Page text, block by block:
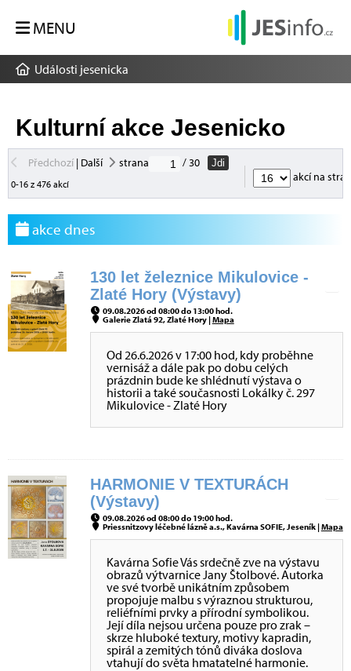
MENU
Události jesenicka
Kulturní akce Jesenicko
Předchozí| Další strana / 30
Jdi
0-16 z 476 akcí
akcí na
akce dnes
130 let železnice Mikulovice -
Zlaté Hory (Výstavy)
09.08.2026 od 08:00 do 13:00 hod.
Galerie Zlatá 92, Zlaté Hory |Mapa
Od 26.6.2026 v 17:00 hod, kdy proběhne
vernisáž a dále pak po dobu celých
prázdnin bude ke shlédnutí výstava o
historii a také současnosti Lokálky č. 297
Mikulovice - Zlaté Hory
HARMONIE V TEXTURÁCH
(Výstavy)
09.08.2026 od 08:00 do 19:00 hod.
Priessnitzovy léčebné lázně a.s., Kavárna SOFIE, Jeseník |Mapa
Kavárna Sofie Vás srdečně zve na výstavu
obrazů výtvarnice Jany Štolbové. Autorka
ve své tvorbě unikátním způsobem
propojuje malbu s výraznou strukturou,
reliéfními prvky a přírodní symbolikou.
Její díla nejsou určena pouze pro zrak –
skrze hluboké textury, motivy kapradin,
spirál a zemitých tónů diváka doslova
vtahují do světa hmatatelné harmonie.